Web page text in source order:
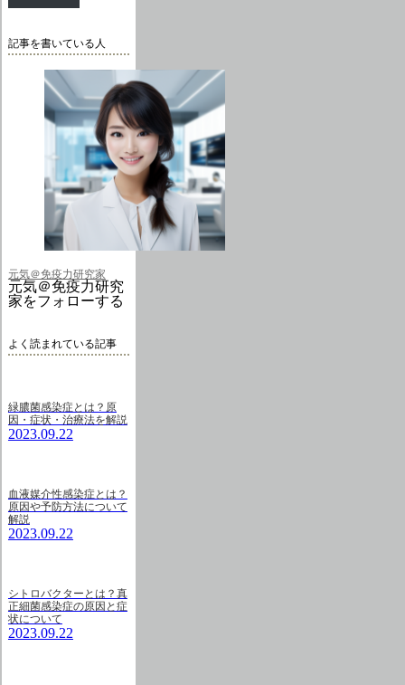
記事を書いている人
元気＠免疫力研究家
元気＠免疫力研究
家をフォローする
よく読まれている記事
緑膿菌感染症とは？原
因・症状・治療法を解説
2023.09.22
血液媒介性感染症とは？
原因や予防方法について
解説
2023.09.22
シトロバクターとは？真
正細菌感染症の原因と症
状について
2023.09.22